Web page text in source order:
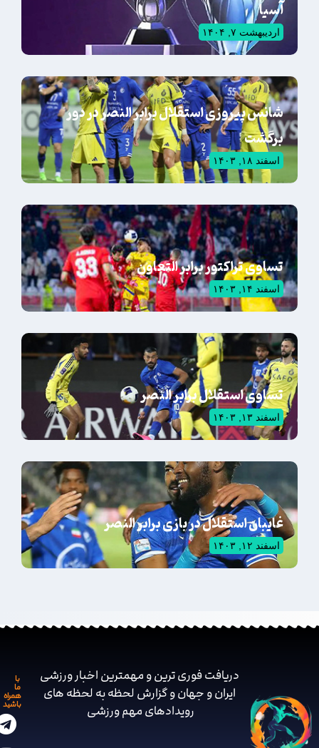
آسیا
اردیبهشت ۷, ۱۴۰۴
شانس پیروزی استقلال برابر النصر در دور
برگشت
اسفند ۱۸, ۱۴۰۳
تساوی تراکتور برابر التعاون
اسفند ۱۴, ۱۴۰۳
تساوی استقلال برابر النصر
اسفند ۱۳, ۱۴۰۳
غایبان استقلال در بازی برابر النصر
اسفند ۱۲, ۱۴۰۳
دریافت فوری ترین و مهمترین اخبار ورزشی
ایران و جهان و گزارش لحظه به لحظه های
رویدادهای مهم ‌ورزشی
همراه
باشید